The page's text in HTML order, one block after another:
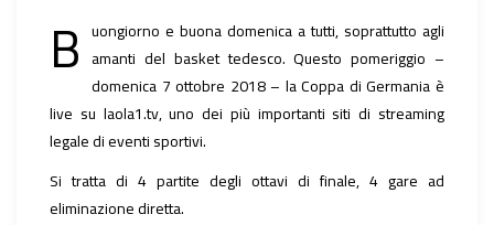
B uongiorno e buona domenica a tutti, soprattutto agli
amanti del basket tedesco. Questo pomeriggio –
domenica 7 ottobre 2018 – la Coppa di Germania è
live su laola1.tv, uno dei più importanti siti di streaming
legale di eventi sportivi.
Si tratta di 4 partite degli ottavi di finale, 4 gare ad
eliminazione diretta.